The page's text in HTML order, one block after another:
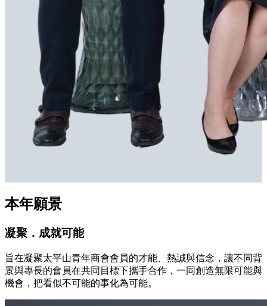
本年願景
凝聚．成就可能
旨在凝聚太平山青年商會會員的才能、熱誠與信念，讓不同背
景與專長的會員在共同目標下攜手合作，一同創造無限可能與
機會，把看似不可能的事化為可能。